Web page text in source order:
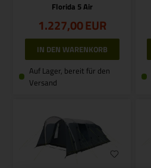
Florida 5 Air
1.227,00EUR
Auf Lager, bereit für den
Versand